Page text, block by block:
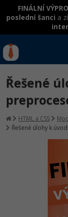
FINÁLNÍ
poslední šanci a
IT kurzy
hrazené
C#
Kurzy
Java -
Přihlásit se|
Řešené
HTML a CSS
Řešené úlohy k